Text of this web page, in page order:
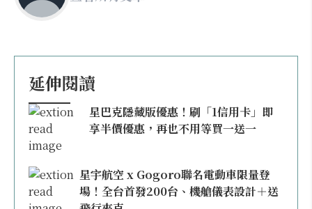
延伸閱讀
星巴克隱藏版優惠！刷「1信用卡」即
享半價優惠，再也不用等買一送一
星宇航空 x Gogoro聯名電動車限量登
場！全台首發200台、機艙儀表設計＋送